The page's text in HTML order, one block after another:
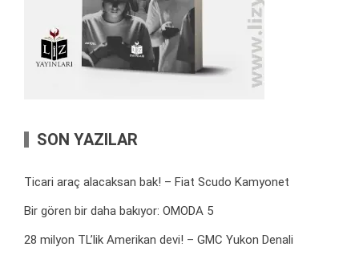
SON YAZILAR
Ticari araç alacaksan bak! – Fiat Scudo Kamyonet
Bir gören bir daha bakıyor: OMODA 5
28 milyon TL’lik Amerikan devi! – GMC Yukon Denali